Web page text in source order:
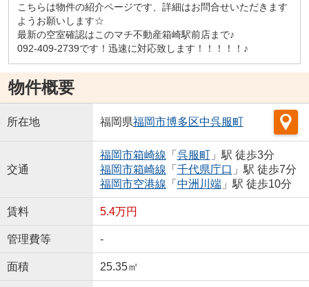
こちらは物件の紹介ページです、詳細はお問合せいただきます
ようお願いします☆
最新の空室確認はこのマチ不動産箱崎駅前店まで♪
092-409-2739です！迅速に対応致します！！！！！♪
物件概要
所在地 福岡県福岡市博多区中呉服町
交通
福岡市箱崎線 「 呉服町」駅 徒歩3分
福岡市箱崎線 「 千代県庁口 」駅 徒歩7分
福岡市空港線 「 中洲川端」駅 徒歩10分
賃料 5.4万円
管理費等 -
面積 25.35㎡